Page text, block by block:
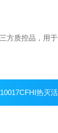
方质控品，用
热灭